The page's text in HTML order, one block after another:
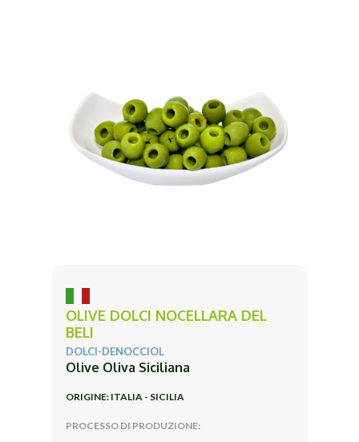
OLIVE DOLCI NOCELLARA DEL
BELI
DOLCI-DENOCCIOL
Olive Oliva Siciliana
ORIGINE: ITALIA - SICILIA
PROCESSO DI PRODUZIONE: